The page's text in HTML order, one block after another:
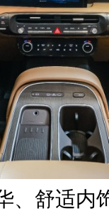
、舒适内